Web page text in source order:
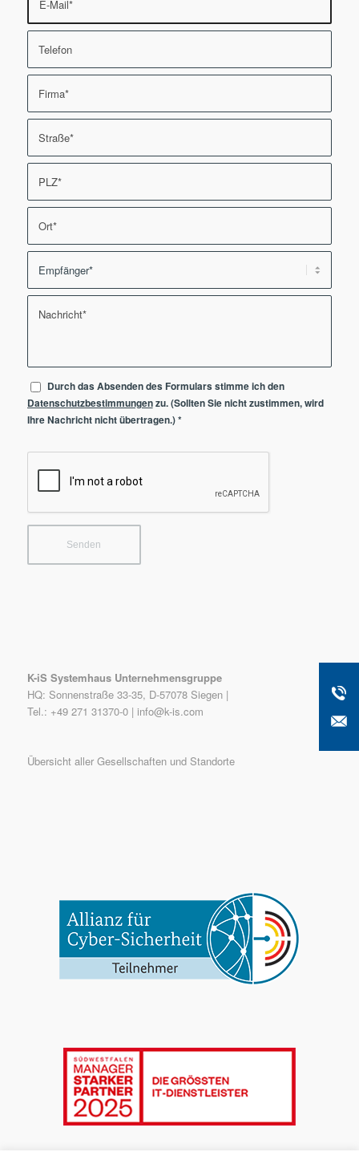
Durch das Absenden des Formulars stimme ich den
Datenschutzbestimmungenzu. (Sollten Sie nicht zustimmen, wird
Ihre Nachricht nicht übertragen.)*
K-iS Systemhaus Unternehmensgruppe
HQ: Sonnenstraße 33-35, D-57078 Siegen |
Tel.: +49 271 31370-0 | info@k-is.com
Übersicht aller Gesellschaften und Standorte